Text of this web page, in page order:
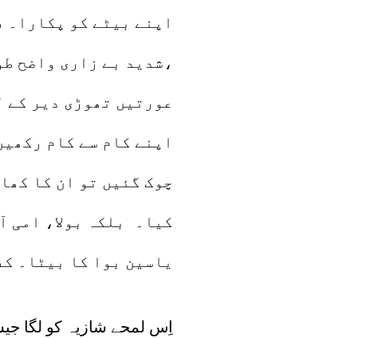
اپنے بیٹے کو
،شدید بے زاری واضح
عورتیں تھوڑی دیر کے
اپنے کام سے کام
چوک گئیں تو ان کا
کیا۔ بلکہ بولا، امی
یاسین بوا کا بیٹا۔
اِس لمحے شازیہ کو لگا